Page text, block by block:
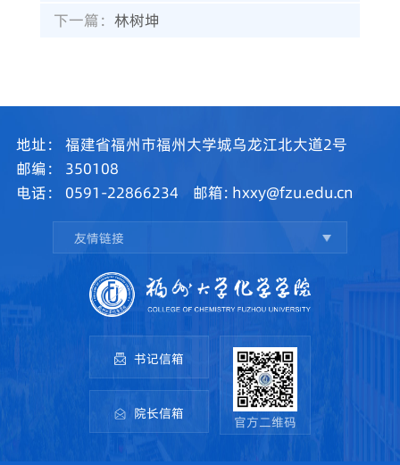
下一篇：林树坤
地址：
福建省福州市福州大学城乌龙江北大道2号
邮编：
350108
电话：
0591-22866234 邮箱: hxxy@fzu.edu.cn
友情链接
书记信箱
院长信箱 官方二维码